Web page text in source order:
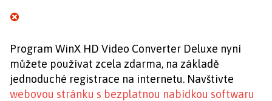
Program WinX HD Video Converter Deluxe nyní
můžete používat zcela zdarma, na základě
jednoduché registrace na internetu. Navštivte
webovou stránku s bezplatnou nabídkou softwaru